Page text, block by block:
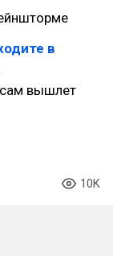
в
сам вышлет
10K